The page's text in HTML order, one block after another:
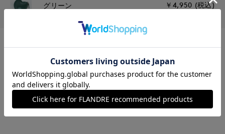
グリーン ￥4,950 (税込)